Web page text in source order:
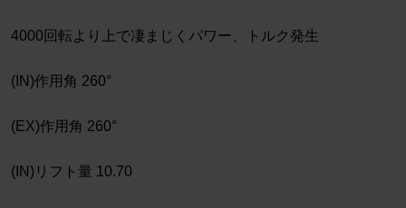
4000回転より上で凄まじくパワー、トルク発生
(IN)作用角 260°
(EX)作用角 260°
(IN)リフト量 10.70